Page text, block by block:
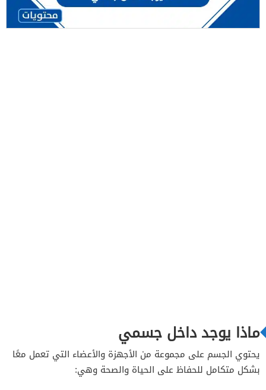
ماذا يوجد داخل جسمي
يحتوي الجسم على مجموعة من الأجهزة والأعضاء التي تعمل معًا
بشكل متكامل للحفاظ على الحياة والصحة وهي: